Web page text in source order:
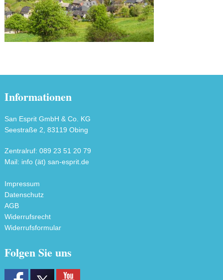
Informationen
San Esprit GmbH & Co. KG
Seestraße 2, 83119 Obing
Zentralruf: 089 23 51 20 79
Mail: info (ät) san-esprit.de
Impressum
Datenschutz
AGB
Widerrufsrecht
Widerrufsformular
Folgen Sie uns